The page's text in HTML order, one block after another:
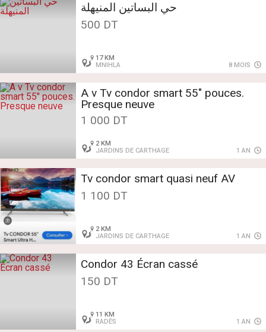
حي البساتين المنيهلة
500 DT
17 KM
MNIHLA
8 MOIS
A v Tv condor smart 55" pouces.
Presque neuve
1 000 DT
2 KM
JARDINS DE CARTHAGE
1 AN
Tv condor smart quasi neuf AV
1 100 DT
2 KM
JARDINS DE CARTHAGE
1 AN
Condor 43 Écran cassé
150 DT
11 KM
RADÈS
1 AN